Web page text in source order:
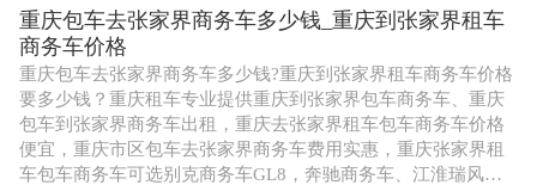
重庆包车去张家界商务车多少钱_重庆到张家界租车
商务车价格
重庆包车去张家界商务车多少钱?重庆到张家界租车商务车价格
要多少钱？重庆租车专业提供重庆到张家界包车商务车、重庆
包车到张家界商务车出租，重庆去张家界租车包车商务车价格
便宜，重庆市区包车去张家界商务车费用实惠，重庆张家界租
车包车商务车可选别克商务车GL8，奔驰商务车、江淮瑞风商